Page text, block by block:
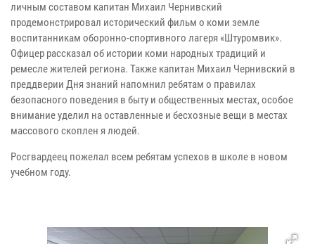
личным составом капитан Михаил Чернивский
продемонстрировал исторический фильм о коми земле
воспитанникам оборонно-спортивного лагеря «Штуромвик».
Офицер рассказал об истории коми народных традиций и
ремесле жителей региона. Также капитан Михаил Чернивский в
преддверии Дня знаний напомнил ребятам о правилах
безопасного поведения в быту и общественных местах, особое
внимание уделил на оставленные и бесхозные вещи в местах
массового скоплен я людей.
Росгвардеец пожелал всем ребятам успехов в школе в новом
учебном году.